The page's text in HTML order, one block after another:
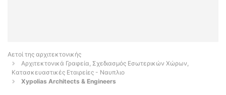
Αετοί της αρχιτεκτονικής
Αρχιτεκτονικά Γραφεία, Σχεδιασμός Εσωτερικών Χώρων,
Κατασκευαστικές Εταιρείες - Ναυπλιο
Xypolias Architects & Engineers